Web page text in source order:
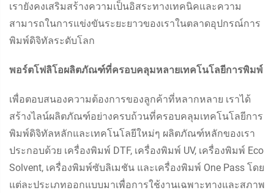
เรายังคงเสริมสร้างความเป็นอิสระทางเทคนิคและความ
สามารถในการแข่งขันระยะยาวของเราในตลาดอุปกรณ์การ
พิมพ์ดิจิทัลระดับโลก
พอร์ตโฟลิโอผลิตภัณฑ์ที่ครอบคลุมหลายเทคโนโลยีการพิมพ์
เพื่อตอบสนองความต้องการของลูกค้าที่หลากหลาย เราได้
สร้างไลน์ผลิตภัณฑ์อย่างครบถ้วนที่ครอบคลุมเทคโนโลยีการ
พิมพ์ดิจิทัลหลักและเทคโนโลยีใหม่ๆ ผลิตภัณฑ์หลักของเรา
ประกอบด้วย เครื่องพิมพ์ DTF, เครื่องพิมพ์ UV, เครื่องพิมพ์ Eco
Solvent, เครื่องพิมพ์ซับลิเมชัน และเครื่องพิมพ์ One Pass โดย
แต่ละประเภทออกแบบมาเพื่อการใช้งานเฉพาะทางและสภาพ